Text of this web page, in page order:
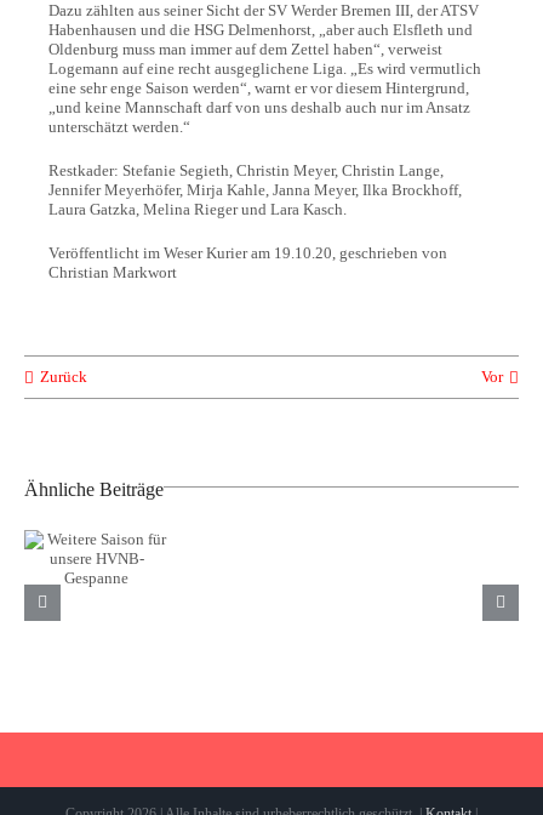
Dazu zählten aus seiner Sicht der SV Werder Bremen III, der ATSV
Habenhausen und die HSG Delmenhorst, „aber auch Elsfleth und
Oldenburg muss man immer auf dem Zettel haben“, verweist
Logemann auf eine recht ausgeglichene Liga. „Es wird vermutlich
eine sehr enge Saison werden“, warnt er vor diesem Hintergrund,
„und keine Mannschaft darf von uns deshalb auch nur im Ansatz
unterschätzt werden.“
Restkader: Stefanie Segieth, Christin Meyer, Christin Lange,
Jennifer Meyerhöfer, Mirja Kahle, Janna Meyer, Ilka Brockhoff,
Laura Gatzka, Melina Rieger und Lara Kasch.
Veröffentlicht im Weser Kurier am 19.10.20, geschrieben von
Christian Markwort
Zurück Vor
Ähnliche Beiträge
Saison für
unsere
HVNB-
Gespanne